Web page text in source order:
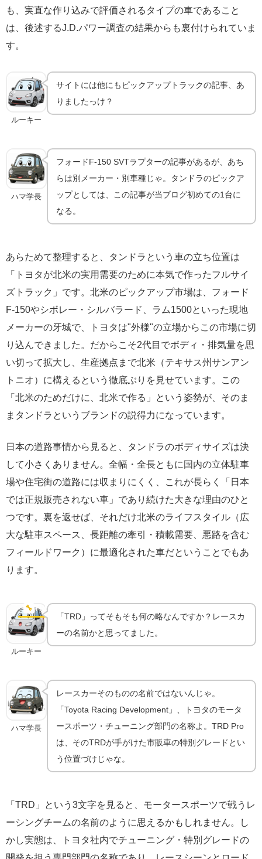
も、実直な作り込みで評価されるタイプの車であること
は、後述するJ.D.パワー調査の結果からも裏付けられていま
す。
ルーキー
サイトには他にもピックアップトラックの記事、あ
りましたっけ？
ハマ学長
フォードF-150 SVTラプターの記事があるが、あち
らは別メーカー・別車種じゃ。タンドラのピックア
ップとしては、この記事が当ブログ初めての1台に
なる。
あらためて整理すると、タンドラという車の立ち位置は
「トヨタが北米の実用需要のために本気で作ったフルサイ
ズトラック」です。北米のピックアップ市場は、フォード
F-150やシボレー・シルバラード、ラム1500といった現地
メーカーの牙城で、トヨタは"外様"の立場からこの市場に切
り込んできました。だからこそ2代目でボディ・排気量を思
い切って拡大し、生産拠点まで北米（テキサス州サンアン
トニオ）に構えるという徹底ぶりを見せています。この
「北米のためだけに、北米で作る」という姿勢が、そのま
まタンドラというブランドの説得力になっています。
日本の道路事情から見ると、タンドラのボディサイズは決
して小さくありません。全幅・全長ともに国内の立体駐車
場や住宅街の道路には収まりにくく、これが長らく「日本
では正規販売されない車」であり続けた大きな理由のひと
つです。裏を返せば、それだけ北米のライフスタイル（広
大な駐車スペース、長距離の牽引・積載需要、悪路を含む
フィールドワーク）に最適化された車だということでもあ
ります。
🔧 TRD Proの正体
ルーキー
「TRD」ってそもそも何の略なんですか？レースカ
ーの名前かと思ってました。
ハマ学長
レースカーそのものの名前ではないんじゃ。
「Toyota Racing Development」、トヨタのモータ
ースポーツ・チューニング部門の名称よ。TRD Pro
は、そのTRDが手がけた市販車の特別グレードとい
う位置づけじゃな。
「TRD」という3文字を見ると、モータースポーツで戦うレ
ーシングチームの名前のように思えるかもしれません。し
かし実態は、トヨタ社内でチューニング・特別グレードの